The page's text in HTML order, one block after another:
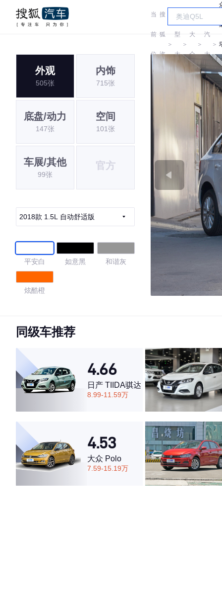
当
前
位
置:
搜
狐
汽
＞
车
型
大
＞
大
众
＞
汽
大
众
＞
外观
505张
内饰
715张
底盘/动力
147张
空间
101张
车展/其他
99张
官方
2018款 1.5L 自动舒适版
平安白 如意黑 和谐灰
炫酷橙
4.31
·外观表现一般，低于77%同级车
·内饰表现一般，低于86%同级车
·空间表现一般，低于59%同级车
同级车推荐
4.66
日产 TIIDA骐达
8.99-11.59万
4.53
大众 Polo
7.59-15.19万